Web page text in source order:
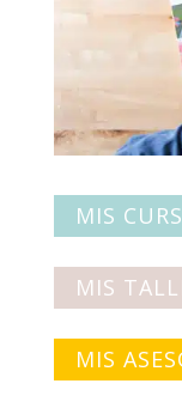
MIS
MIS
MIS